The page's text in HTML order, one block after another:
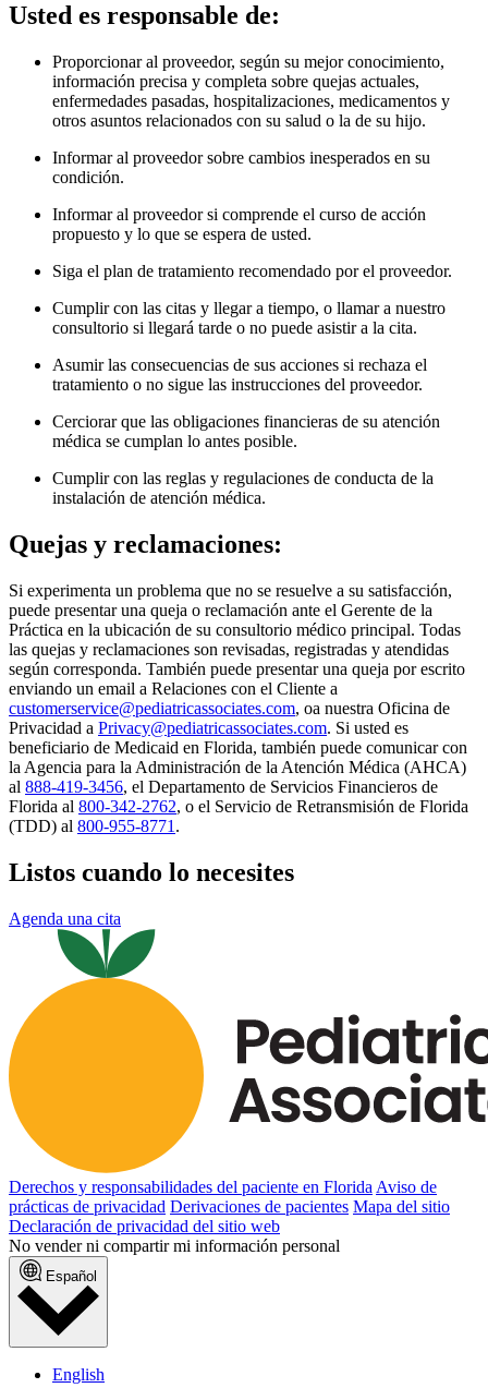
Usted es responsable de:
Proporcionar al proveedor, según su mejor conocimiento,
información precisa y completa sobre quejas actuales,
enfermedades pasadas, hospitalizaciones, medicamentos y
otros asuntos relacionados con su salud o la de su hijo.
Informar al proveedor sobre cambios inesperados en su
condición.
Informar al proveedor si comprende el curso de acción
propuesto y lo que se espera de usted.
Siga el plan de tratamiento recomendado por el proveedor.
Cumplir con las citas y llegar a tiempo, o llamar a nuestro
consultorio si llegará tarde o no puede asistir a la cita.
Asumir las consecuencias de sus acciones si rechaza el
tratamiento o no sigue las instrucciones del proveedor.
Cerciorar que las obligaciones financieras de su atención
médica se cumplan lo antes posible.
Cumplir con las reglas y regulaciones de conducta de la
instalación de atención médica.
Quejas y reclamaciones:
Si experimenta un problema que no se resuelve a su satisfacción,
puede presentar una queja o reclamación ante el Gerente de la
Práctica en la ubicación de su consultorio médico principal. Todas
las quejas y reclamaciones son revisadas, registradas y atendidas
según corresponda. También puede presentar una queja por escrito
enviando un email a Relaciones con el Cliente a
customerservice@pediatricassociates.com, oa nuestra Oficina de
Privacidad a Privacy@pediatricassociates.com. Si usted es
beneficiario de Medicaid en Florida, también puede comunicar con
la Agencia para la Administración de la Atención Médica (AHCA)
al 888-419-3456, el Departamento de Servicios Financieros de
Florida al 800-342-2762, o el Servicio de Retransmisión de Florida
(TDD) al 800-955-8771 .
Listos cuando lo necesites
Agenda una cita
Derechos y responsabilidades del paciente en Florida Aviso de
prácticas de privacidad Derivaciones de pacientes Mapa del sitio
Declaración de privacidad del sitio web
No vender ni compartir mi información personal
Español
English